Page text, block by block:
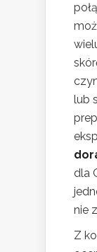
lub
dla
nie
Z